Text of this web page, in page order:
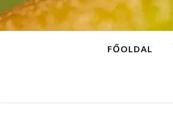
FŐOLDAL